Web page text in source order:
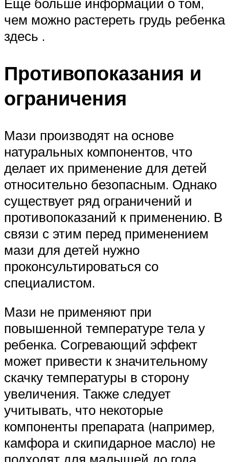
чем можно растереть грудь ребенка
здесь .
Противопоказания и
ограничения
Мази производят на основе
натуральных компонентов, что
делает их применение для детей
относительно безопасным. Однако
существует ряд ограничений и
противопоказаний к применению. В
связи с этим перед применением
мази для детей нужно
проконсультироваться со
специалистом.
Мази не применяют при
повышенной температуре тела у
ребенка. Согревающий эффект
может привести к значительному
скачку температуры в сторону
увеличения. Также следует
учитывать, что некоторые
компоненты препарата (например,
камфора и скипидарное масло) не